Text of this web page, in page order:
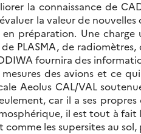
la connaissance de
la valeur de
préparation. Une
PLASMA, de
fournira des
des avions et ce
Aeolus CAL/VAL
car il a ses
il est tout à
les supersites au